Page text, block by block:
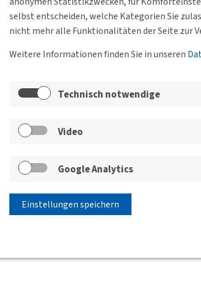
selbst entscheiden, welche Kategorien Sie
nicht mehr alle Funktionalitäten der Seite zur
Weitere Informationen finden Sie in unseren
Technisch notwendige
Video
Google Analytics
Einstellungen speichern
www.magdeburg.ihk.de